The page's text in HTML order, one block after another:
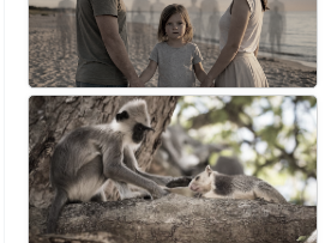
картину и уходит на покой
1GR 30 июля 2026, 18:12
Две девушки столкнулись с медведем на
туристической тропе у Магадана
1
1GR 30 июля 2026, 17:30
Что случилось?
2
SuperVal
30 июля 2026, 17:27
Какая страна самая большая на каждом
континенте? В двух ответах ошибаются